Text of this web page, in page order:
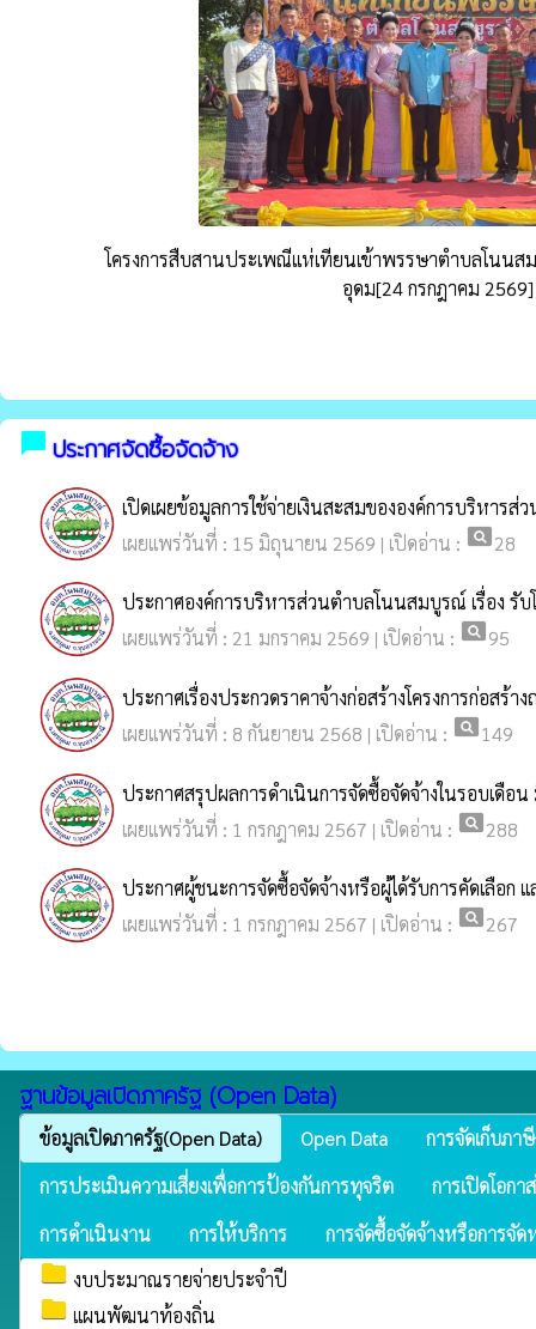
โครงการสืบสานประเพณีแห่เทียนเข้าพรรษาตำบลโน
อุดม[24 กรกฎาคม 2569]
chat_bubble ประกาศจัดซื้อจัดจ้าง
เปิดเผยข้อมูลการใช้จ่ายเงินสะสมขององค์การบริหา
เผยแพร่วันที่ : 15 มิถุนายน 2569 | เปิดอ่าน : pageview28
ประกาศองค์การบริหารส่วนตำบลโนนสมบูรณ์ เรื่อง รั
เผยแพร่วันที่ : 21 มกราคม 2569 | เปิดอ่าน : pageview95
ประกาศเรื่องประกวดราคาจ้างก่อสร้างโครงการก่อ
เผยแพร่วันที่ : 8 กันยายน 2568 | เปิดอ่าน : pageview149
ประกาศสรุปผลการดำเนินการจัดซื้อจัดจ้างในรอบเดื
เผยแพร่วันที่ : 1 กรกฎาคม 2567 | เปิดอ่าน : pageview288
ประกาศผู้ชนะการจัดซื้อจัดจ้างหรือผู้ได้รับการคัดเลือ
เผยแพร่วันที่ : 1 กรกฎาคม 2567 | เปิดอ่าน : pageview267
ฐานข้อมูลเปิดภาครัฐ (Open Data)
ข้อมูลเปิดภาครัฐ(Open Data) Open Data
การจัดเก็บภา
การประเมินความเสี่ยงเพื่อการป้องกันการทุจริต
การเปิดโอกา
การดำเนินงาน
การให้บริการ การจัดซื้อจัดจ้างหรือการจั
folder งบประมาณรายจ่ายประจำปี
folder แผนพัฒนาท้องถิ่น